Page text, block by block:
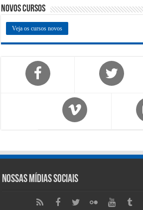
Novos Cursos
Veja os cursos novos
Nossas Mídias Sociais